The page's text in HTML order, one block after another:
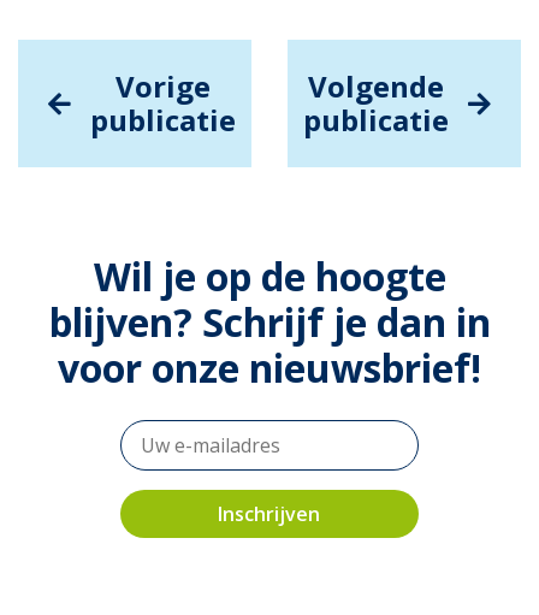
Vorige
publicatie
Volgende
publicatie
Wil je op de hoogte
blijven? Schrijf je dan in
voor onze nieuwsbrief!